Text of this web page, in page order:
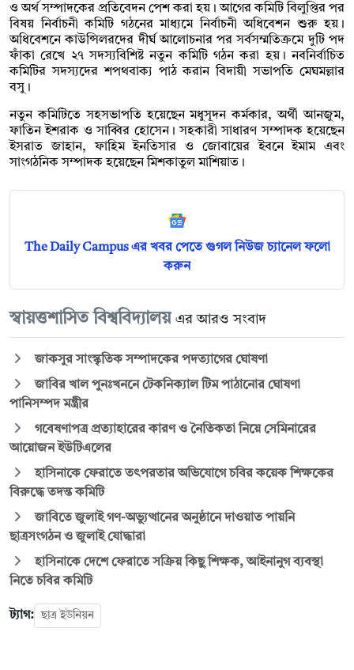
ও অর্থ সম্পাদকের প্রতিবেদন পেশ করা হয়। আগের কমিটি বিলুপ্তির পর
বিষয় নির্বাচনী কমিটি গঠনের মাধ্যমে নির্বাচনী অধিবেশন শুরু হয়।
অধিবেশনে কাউন্সিলরদের দীর্ঘ আলোচনার পর সর্বসম্মতিক্রমে দুটি পদ
ফাঁকা রেখে ২৭ সদস্যবিশিষ্ট নতুন কমিটি গঠন করা হয়। নবনির্বাচিত
কমিটির সদস্যদের শপথবাক্য পাঠ করান বিদায়ী সভাপতি মেঘমল্লার
বসু।
নতুন কমিটিতে সহসভাপতি হয়েছেন মধুসূদন কর্মকার, অর্থী আনজুম,
ফাতিন ইশরাক ও সাব্বির হোসেন। সহকারী সাধারণ সম্পাদক হয়েছেন
ইসরাত জাহান, ফাহিম ইনতিসার ও জোবায়ের ইবনে ইমাম এবং
সাংগঠনিক সম্পাদক হয়েছেন মিশকাতুল মাশিয়াত ।
The Daily Campus এর খবর পেতে গুগল নিউজ চ্যানেল ফলো
করুন
স্বায়ত্তশাসিত বিশ্ববিদ্যালয় এর আরও সংবাদ
জাকসুর সাংস্কৃতিক সম্পাদকের পদত্যাগের ঘোষণা
জাবির খাল পুনঃখননে টেকনিক্যাল টিম পাঠানোর ঘোষণা
পানিসম্পদ মন্ত্রীর
গবেষণাপত্র প্রত্যাহারের কারণ ও নৈতিকতা নিয়ে সেমিনারের
আয়োজন ইউটিএলের
হাসিনাকে ফেরাতে তৎপরতার অভিযোগে চবির কয়েক শিক্ষকের
বিরুদ্ধে তদন্ত কমিটি
জাবিতে জুলাই গণ-অভ্যুত্থানের অনুষ্ঠানে দাওয়াত পায়নি
ছাত্রসংগঠন ও জুলাই যোদ্ধারা
হাসিনাকে দেশে ফেরাতে সক্রিয় কিছু শিক্ষক, আইনানুগ ব্যবস্থা
নিতে চবির কমিটি
ট্যাগ: ছাত্র ইউনিয়ন